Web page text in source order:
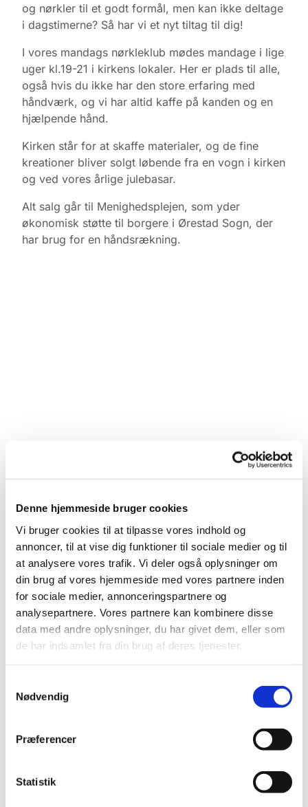
Denne hjemmeside bruger cookies
Vi bruger cookies til at tilpasse vores indhold og
annoncer, til at vise dig funktioner til sociale medier og til
at analysere vores trafik. Vi deler også oplysninger om
din brug af vores hjemmeside med vores partnere inden
for sociale medier, annonceringspartnere og
analysepartnere. Vores partnere kan kombinere disse
data med andre oplysninger, du har givet dem, eller som
de har indsamlet fra din brug af deres tjenester.
Nødvendig
Præferencer
Statistik
og nørkler til et godt formål, men kan ikke deltage
i dagstimerne? Så har vi et nyt tiltag til dig!
I vores mandags nørkleklub mødes mandage i lige
uger kl.19-21 i kirkens lokaler. Her er plads til alle,
også hvis du ikke har den store erfaring med
håndværk, og vi har altid kaffe på kanden og en
hjælpende hånd.
Kirken står for at skaffe materialer, og de fine
kreationer bliver solgt løbende fra en vogn i kirken
og ved vores årlige julebasar.
Alt salg går til Menighedsplejen, som yder
økonomisk støtte til borgere i Ørestad Sogn, der
har brug for en håndsrækning.
Du vil måske også kunne
lide...